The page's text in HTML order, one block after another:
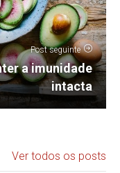
Post seguinte
a imunidade
intacta
Ver todos os posts